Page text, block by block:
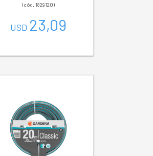
(cód. 1829120)
USD 23,09